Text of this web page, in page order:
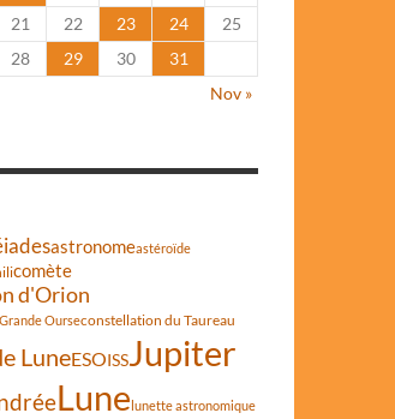
21 22 23 24
25
28 29 30
31
Nov »
astronomeastéroïde
comète
d'Orion
Ourseconstellation du Taureau
LuneESOISSJupiter
Lunelunette astronomique